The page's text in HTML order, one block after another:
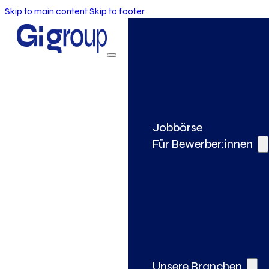
Skip to main contentSkip to footer
Jobbörse
Für Bewerber:innen